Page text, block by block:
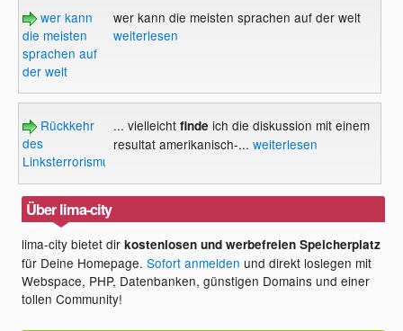
wer kann
die meisten
sprachen auf
der welt
wer kann die meisten sprachen auf der welt
weiterlesen
Rückkehr
des
Linksterrorismus?
... vielleichtfinde ich die diskussion mit einem
resultat amerikanisch-... weiterlesen
Über lima-city
lima-city bietet dirkostenlosen und werbefreien Speicherplatz
für Deine Homepage.Sofort anmelden und direkt loslegen mit
Webspace, PHP, Datenbanken, günstigen Domains und einer
tollen Community!